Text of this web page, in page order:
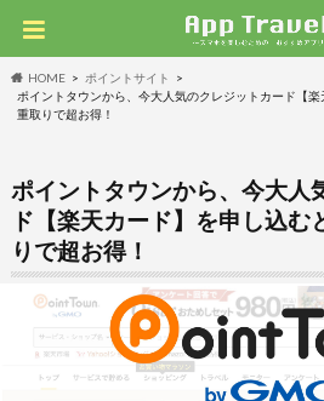
HOME
ポイントサイト
ポイントタウンから、今大人気のクレジットカード【
重取りで超お得！
ポイントタウンから、今大人
ド【楽天カード】を申し込む
りで超お得！